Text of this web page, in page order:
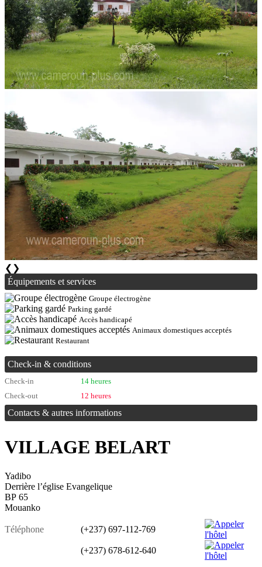
❮ ❯
Équipements et services
Groupe électrogène
Parking gardé
Accès handicapé
Animaux domestiques acceptés
Restaurant
Check-in & conditions
Check-in
14 heures
Check-out
12 heures
Contacts & autres informations
VILLAGE BELART
Yadibo
Derrière l’église Evangelique
BP 65
Mouanko
Téléphone (+237) 697-112-769
(+237) 678-612-640